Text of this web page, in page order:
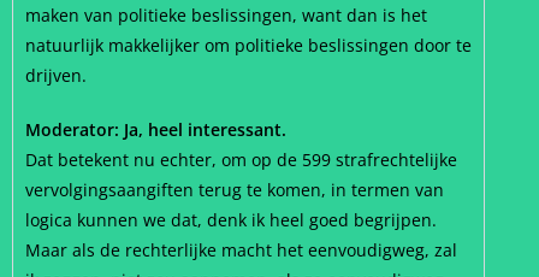
maken van politieke beslissingen, want dan is het
natuurlijk makkelijker om politieke beslissingen door te
drijven.
Moderator: Ja, heel interessant.
Dat betekent nu echter, om op de 599 strafrechtelijke
vervolgingsaangiften terug te komen, in termen van
logica kunnen we dat, denk ik heel goed begrijpen.
Maar als de rechterlijke macht het eenvoudigweg, zal